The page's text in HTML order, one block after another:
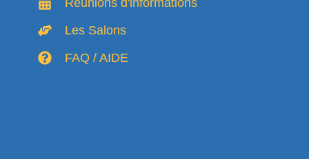
Réunions d'informations
Les Salons
FAQ / AIDE